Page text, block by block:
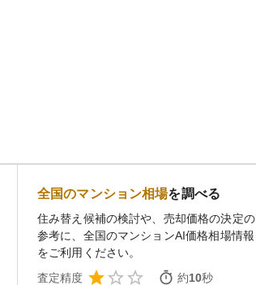
全国のマンション相場を調べる
住み替え候補の検討や、売却価格の決定の
参考に、全国のマンションAI価格相場情報
をご利用ください。
査定精度
約10秒